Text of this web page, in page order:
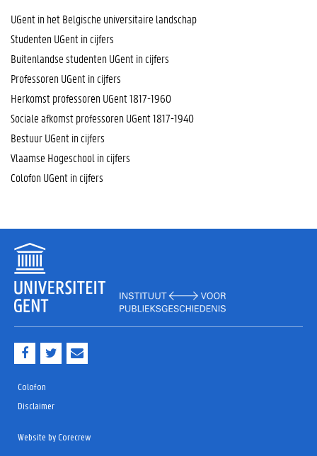
UGent in het Belgische universitaire landschap
Studenten UGent in cijfers
Buitenlandse studenten UGent in cijfers
Professoren UGent in cijfers
Herkomst professoren UGent 1817-1960
Sociale afkomst professoren UGent 1817-1940
Bestuur UGent in cijfers
Vlaamse Hogeschool in cijfers
Colofon UGent in cijfers
e
o
k
Colofon
Disclaimer
Website by Corecrew